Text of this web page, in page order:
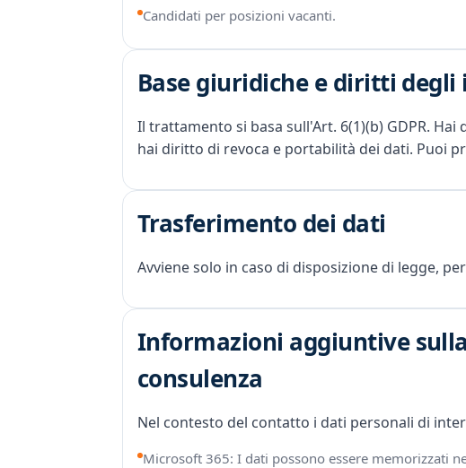
Candidati per posizioni vacanti.
Base giuridiche e diritti degli
Il trattamento si basa sull'Art. 6(1)(b) GDPR.
hai diritto di revoca e portabilità dei dati. Puoi
Trasferimento dei dati
Avviene solo in caso di disposizione di legge,
Informazioni aggiuntive
consulenza
Nel contesto del contatto i dati personali di
Microsoft 365: I dati possono essere memorizzati